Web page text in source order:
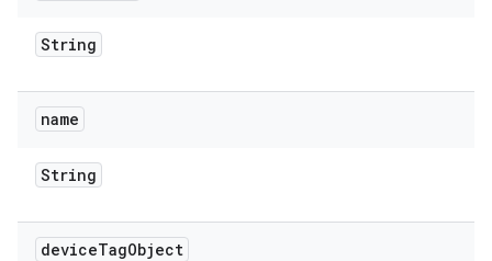
String
name
String
deviceTagObject